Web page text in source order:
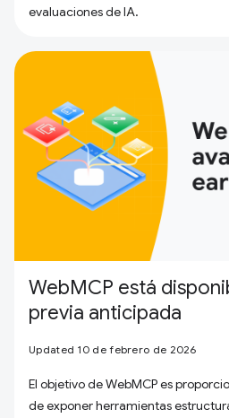
evaluaciones de IA.
WebMCP está
previa anticipada
Updated 10 de febrero de 2026
El objetivo de WebMCP es
de exponer herramientas